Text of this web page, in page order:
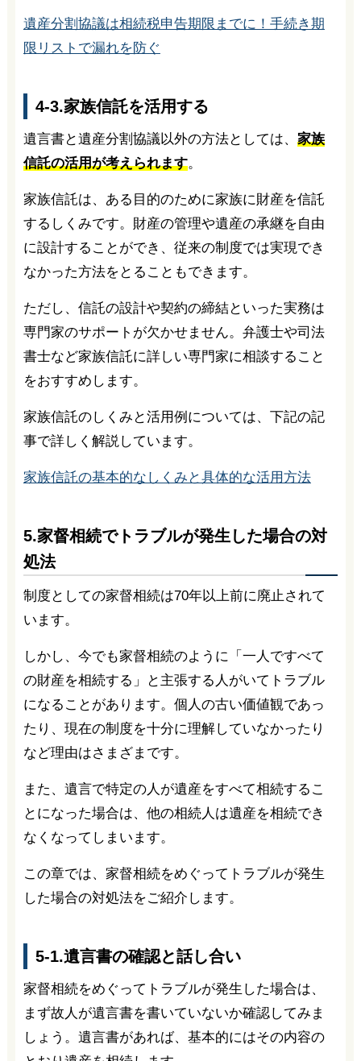
遺産分割協議は相続税申告期限までに！手続き期
限リストで漏れを防ぐ
4-3.家族信託を活用する
遺言書と遺産分割協議以外の方法としては、 家族
信託の活用が考えられます。
家族信託は、ある目的のために家族に財産を信託
するしくみです。財産の管理や遺産の承継を自由
に設計することができ、従来の制度では実現でき
なかった方法をとることもできます。
ただし、信託の設計や契約の締結といった実務は
専門家のサポートが欠かせません。弁護士や司法
書士など家族信託に詳しい専門家に相談すること
をおすすめします。
家族信託のしくみと活用例については、下記の記
事で詳しく解説しています。
家族信託の基本的なしくみと具体的な活用方法
5.家督相続でトラブルが発生した場合の対
処法
制度としての家督相続は70年以上前に廃止されて
います。
しかし、今でも家督相続のように「一人ですべて
の財産を相続する」と主張する人がいてトラブル
になることがあります。個人の古い価値観であっ
たり、現在の制度を十分に理解していなかったり
など理由はさまざまです。
また、遺言で特定の人が遺産をすべて相続するこ
とになった場合は、他の相続人は遺産を相続でき
なくなってしまいます。
この章では、家督相続をめぐってトラブルが発生
した場合の対処法をご紹介します。
5-1.遺言書の確認と話し合い
家督相続をめぐってトラブルが発生した場合は、
まず故人が遺言書を書いていないか確認してみま
しょう。遺言書があれば、基本的にはその内容の